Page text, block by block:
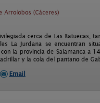
Arrolobos (Cáceres)
cerca de Las Batuecas,
La Jurdana se encuentran
la provincia de Salamanca a
y la cola del pantano de
Email